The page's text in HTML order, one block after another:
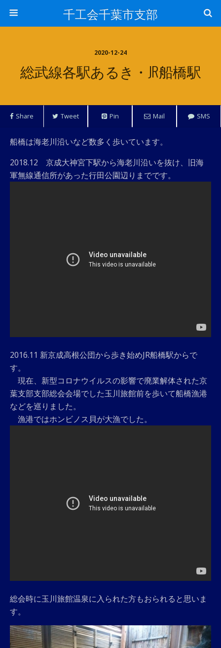
千工会千葉市支部
2020-12-24
総武線各駅あるき・JR船橋駅
Share Tweet Pin Mail SMS
船橋は海老川沿いなど数多く歩いています。
2018.12 京成大神宮下駅から海老川沿いを抜け、旧海
軍無線通信所があった行田公園辺りまでです。
2016.11 新京成高根公団から歩き始めJR船橋駅からで
す。
現在、新型コロナウイルスの影響で廃業解体された京
葉支部支部総会会場でした玉川旅館前を歩いて船橋漁港
などを巡りました。
漁港ではホンビノス貝が大漁でした。
総会時に玉川旅館温泉に入られた方もおられると思いま
す。